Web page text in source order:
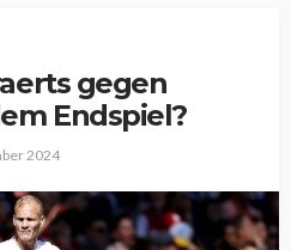
gegen
Endspiel?
2024